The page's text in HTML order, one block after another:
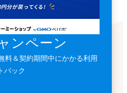
ンペーン
料＆契約期間中にかかる利用
バック